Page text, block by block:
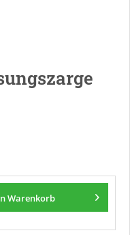
Warenkorb